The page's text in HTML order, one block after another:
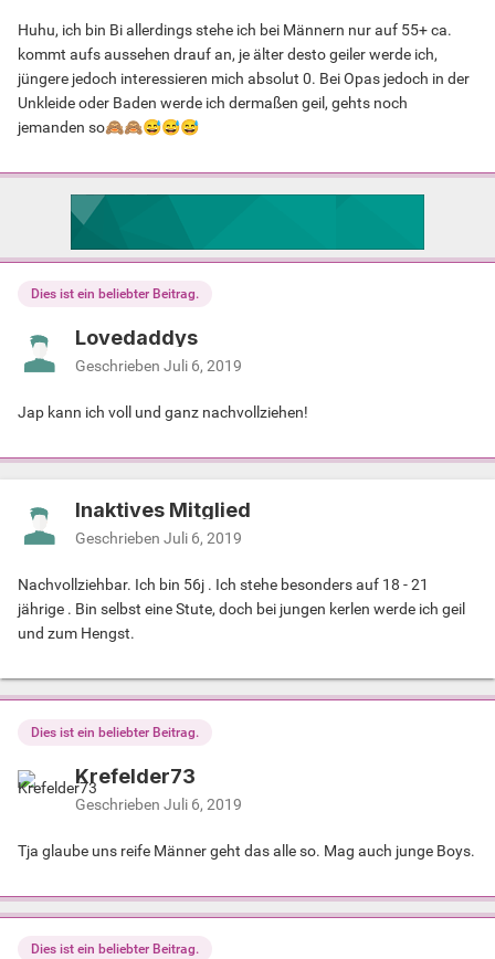
Huhu, ich bin Bi allerdings stehe ich bei Männern nur auf 55+ ca.
kommt aufs aussehen drauf an, je älter desto geiler werde ich,
jüngere jedoch interessieren mich absolut 0. Bei Opas jedoch in der
Unkleide oder Baden werde ich dermaßen geil, gehts noch
jemanden so🙈🙈😅😅😅
Dies ist ein beliebter Beitrag.
Lovedaddys
Geschrieben Juli 6, 2019
Jap kann ich voll und ganz nachvollziehen!
Inaktives Mitglied
Geschrieben Juli 6, 2019
Nachvollziehbar. Ich bin 56j . Ich stehe besonders auf 18 - 21
jährige . Bin selbst eine Stute, doch bei jungen kerlen werde ich geil
und zum Hengst.
Dies ist ein beliebter Beitrag.
Krefelder73
Geschrieben Juli 6, 2019
Tja glaube uns reife Männer geht das alle so. Mag auch junge Boys.
Dies ist ein beliebter Beitrag.